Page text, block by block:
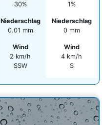
30%
Niederschlag
0.01 mm
Wind
2 km/h
SSW
1%
Niederschlag
0 mm
Wind
4 km/h
S